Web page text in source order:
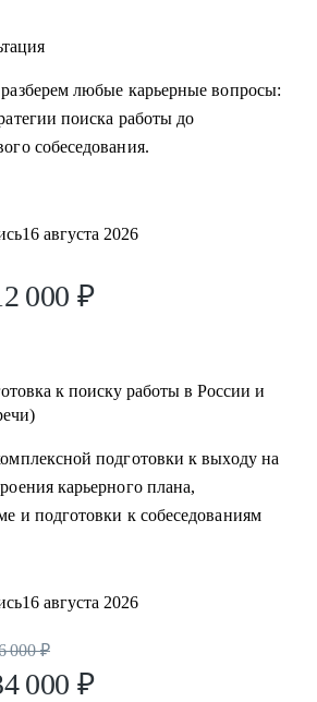
для развития бизнесов
собеседованиям.
менеджеров, продакт
в IT и геймдев по РФ и
любые карьерные вопросы:
поиска работы до
собеседования.
16 августа 2026
000 ₽
к поиску работы в России и
подготовки к выходу на
карьерного плана,
и подготовки к собеседованиям
16 августа 2026
000 ₽
000 ₽